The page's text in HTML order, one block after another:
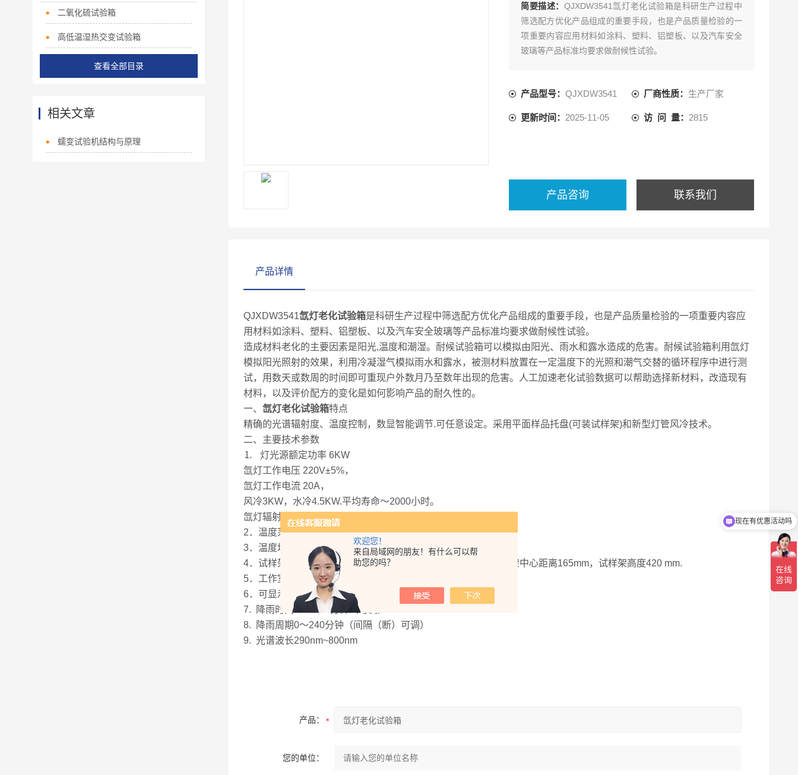
欢迎您！
来自局域网的朋友！有什么可以帮
助您的吗？
简要描述： QJXDW3541氙灯老化试验箱是科研生产过程中
筛选配方优化产品组成的重要手段，也是产品质量检验的一
项重要内容应用材料如涂料、塑料、铝塑板、以及汽车安全
玻璃等产品标准均要求做耐候性试验。
产品型号：QJXDW3541 厂商性质： 生产厂家
更新时间： 2025-11-05 访 问 量： 2815
产品咨询 联系我们
产品详情
QJXDW3541氙灯老化试验箱是科研生产过程中筛选配方优化产品组成的重要手段，也是产品质量检验的一项重要内容应
用材料如涂料、塑料、铝塑板、以及汽车安全玻璃等产品标准均要求做耐候性试验。
造成材料老化的主要因素是阳光,温度和潮湿。耐候试验箱可以模拟由阳光、雨水和露水造成的危害。耐候试验箱利用氙灯
模拟阳光照射的效果，利用冷凝湿气模拟雨水和露水，被测材料放置在一定温度下的光照和潮气交替的循环程序中进行测
试，用数天或数周的时间即可重现户外数月乃至数年出现的危害。人工加速老化试验数据可以帮助选择新材料，改造现有
材料，以及评价配方的变化是如何影响产品的耐久性的。
一、 氙灯老化试验箱特点
精确的光谱辐射度、温度控制，数显智能调节.可任意设定。采用平面样品托盘(可装试样架)和新型灯管风冷技术。
二、主要技术参数
⒈ 灯光源额定功率 6KW
氙灯工作电压 220V±5%，
氙灯工作电流 20A，
风冷3KW，水冷4.5KW.平均寿命～2000小时。
氙灯辐射强度 （300-800nm）550W/m2
2．温度范围： RT+10℃～80℃±1℃（可调
3．温度均匀度：≤2℃
4．试样架内/外半径100/220mm，试样架旋转速度 5r/min，试样架中心距离165mm，试样架高度420 mm.
5．工作室尺寸500×500×600mm或
6．可显示辐射强度.积算值
7. 降雨时间0～9999分钟（可调）
8. 降雨周期0～240分钟（间隔（断）可调）
9. 光谱波长290nm~800nm
产品：
您的单位：
二氧化硫试验箱
高低温湿热交变试验箱
查看全部目录
相关文章
蠕变试验机结构与原理
现在有优惠活动吗